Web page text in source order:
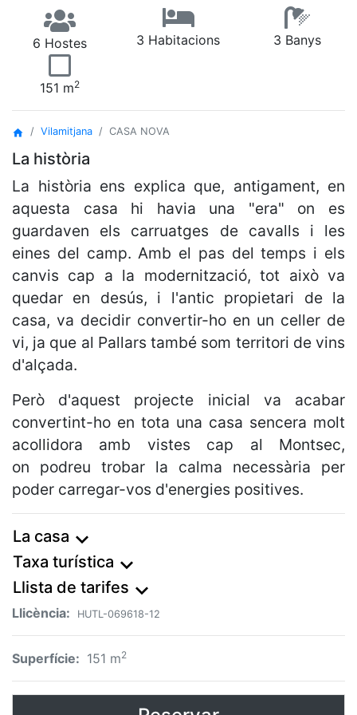
6 Hostes 3 Habitacions 3 Banys
151 m2
home Vilamitjana CASA NOVA
La història
La història ens explica que, antigament, en
aquesta casa hi havia una "era" on es
guardaven els carruatges de cavalls i les
eines del camp. Amb el pas del temps i els
canvis cap a la modernització, tot això va
quedar en desús, i l'antic propietari de la
casa, va decidir convertir-ho en un celler de
vi, ja que al Pallars també som territori de vins
d'alçada.
Però d'aquest projecte inicial va acabar
convertint-ho en tota una casa sencera molt
acollidora amb vistes cap al Montsec,
on podreu trobar la calma necessària per
poder carregar-vos d'energies positives.
La casa expand_more
Taxa turística expand_more
Llista de tarifes expand_more
Llicència: HUTL-069618-12
Superfície: 151 m2